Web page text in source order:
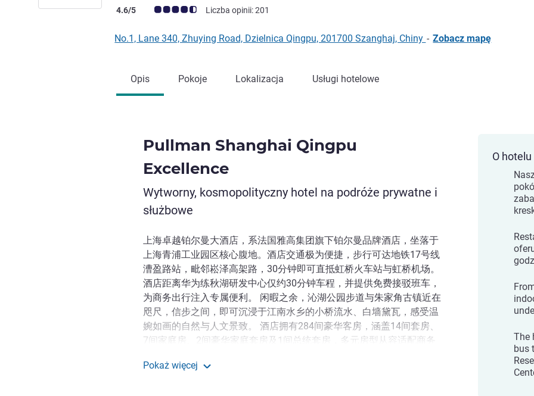
Ocena klientów (Ocena ALL)
4.6/5 Liczba opinii: 201
No.1, Lane 340, Zhuying Road, Dzielnica Qingpu, 201700 Szanghaj, Chiny - Zobacz mapę
Opis Pokoje Lokalizacja Usługi hotelowe
Pullman Shanghai Qingpu
Excellence
Wytworny, kosmopolityczny hotel na podróże prywatne i
służbowe
上海卓越铂尔曼大酒店，系法国雅高集团旗下铂尔曼品牌酒店，坐落于
上海青浦工业园区核心腹地。酒店交通极为便捷，步行可达地铁17号线
漕盈路站，毗邻崧泽高架路，30分钟即可直抵虹桥火车站与虹桥机场。
酒店距离华为练秋湖研发中心仅约30分钟车程，并提供免费接驳班车，
为商务出行注入专属便利。 闲暇之余，沁湖公园步道与朱家角古镇近在
咫尺，信步之间，即可沉浸于江南水乡的小桥流水、白墙黛瓦，感受温
婉如画的自然与人文景致。 酒店拥有284间豪华客房，涵盖14间套房、
7间家庭房、2间豪华家庭套房及1间总统套房，多元房型从容适配商务
打融合菜系与地道青浦风味；越·咖啡全日制餐厅供应自助早餐，为每一
Pokaż więcej
O hotelu
The
bus